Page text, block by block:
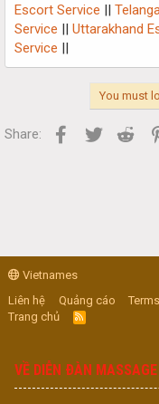
Escort Service ||
Service || Uttarakhand
Service ||
You must
Share: Facebook
Twitter
Vietnames
Liên hệ
Quảng cáo
Trang chủ
R
S
VỀ DIỄN ĐÀN MASSAGE